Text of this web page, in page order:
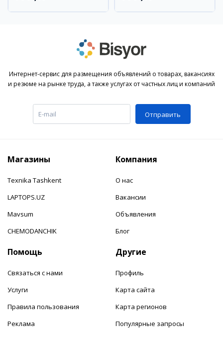
Интернет-сервис для размещения объявлений о товарах, вакансиях
и резюме на рынке труда, а также услугах от частных лиц и компаний
Отправить
Магазины
Texnika Tashkent
LAPTOPS.UZ
Mavsum
CHEMODANCHIK
Компания
О нас
Вакансии
Объявления
Блог
Помощь
Связаться с нами
Услуги
Правила пользования
Реклама
Другие
Профиль
Карта сайта
Карта регионов
Популярные запросы